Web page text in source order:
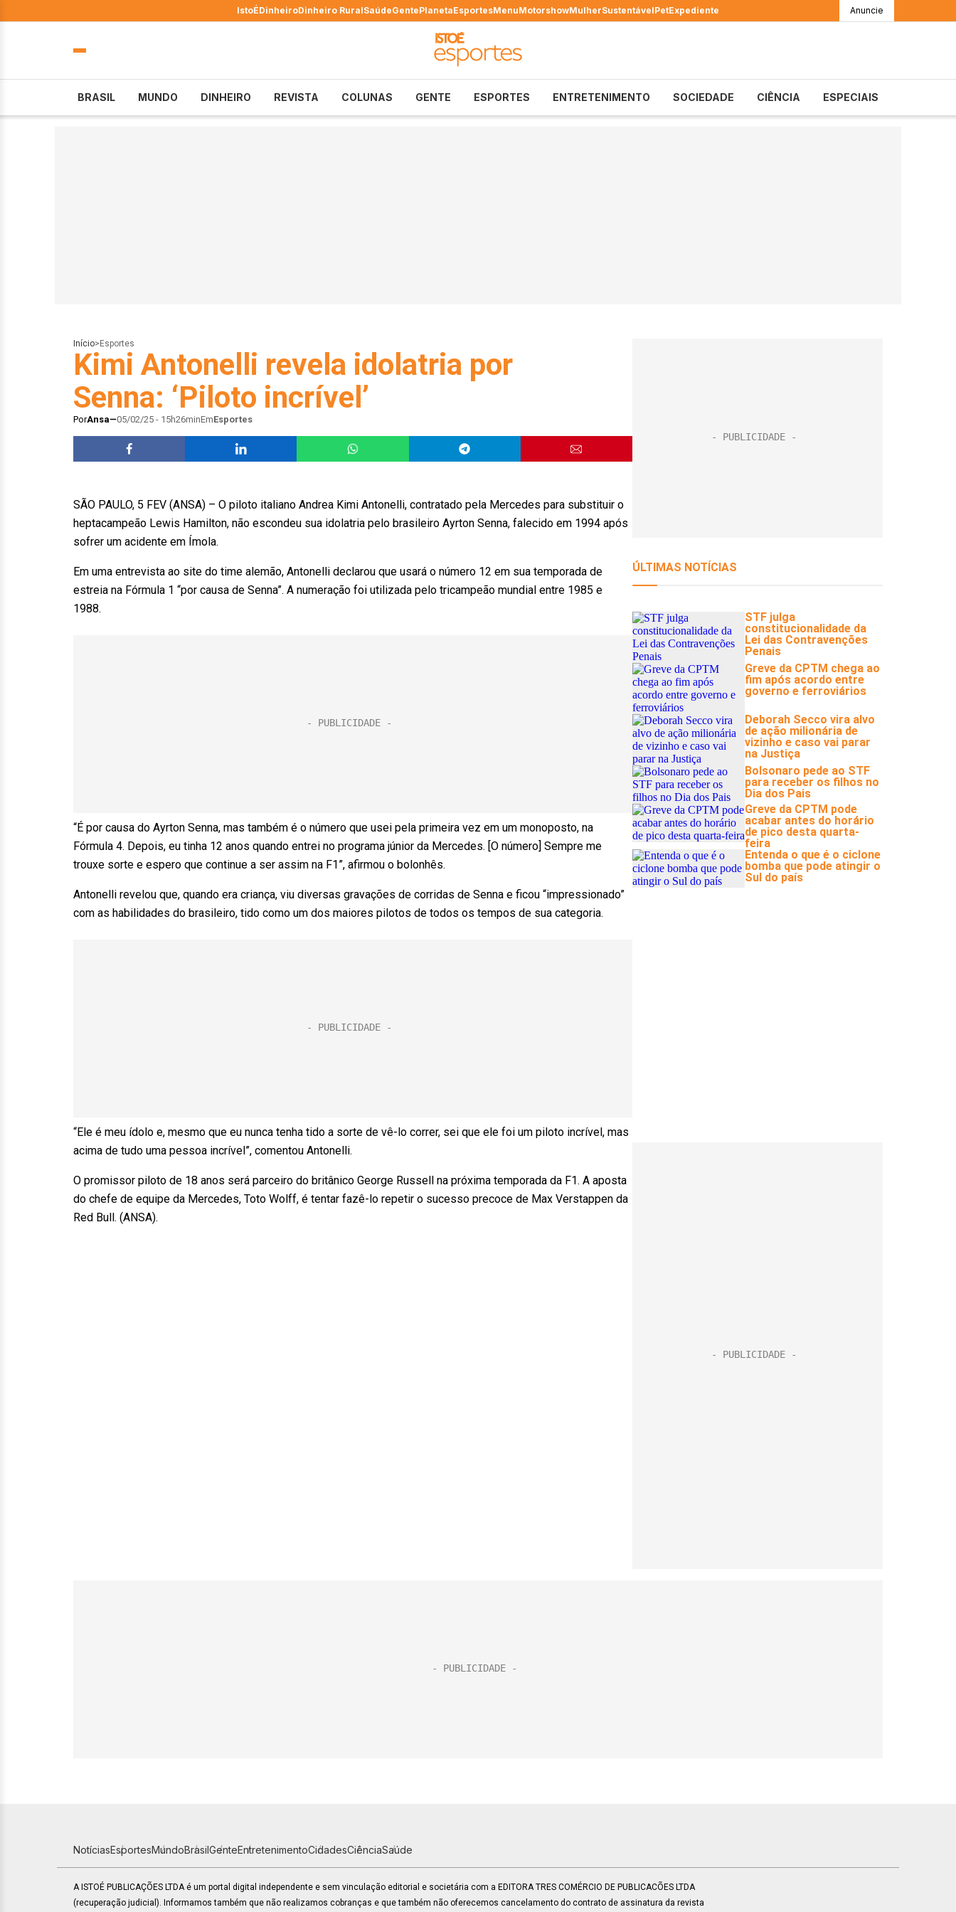
IstoÉDinheiroDinheiro RuralSaúdeGentePlanetaEsportesMenuMotorshowMulherSustentávelPetExpediente Anuncie
BRASIL MUNDO DINHEIRO REVISTA COLUNAS GENTE ESPORTES ENTRETENIMENTO SOCIEDADE CIÊNCIA ESPECIAIS
Início> Esportes
Kimi Antonelli revela idolatria por
Senna: ‘Piloto incrível’
PorAnsa 05/02/25 - 15h26minEmEsportes
SÃO PAULO, 5 FEV (ANSA) – O piloto italiano Andrea Kimi Antonelli, contratado pela Mercedes para substituir o
heptacampeão Lewis Hamilton, não escondeu sua idolatria pelo brasileiro Ayrton Senna, falecido em 1994 após
sofrer um acidente em Ímola.
Em uma entrevista ao site do time alemão, Antonelli declarou que usará o número 12 em sua temporada de
estreia na Fórmula 1 “por causa de Senna”. A numeração foi utilizada pelo tricampeão mundial entre 1985 e
1988.
“É por causa do Ayrton Senna, mas também é o número que usei pela primeira vez em um monoposto, na
Fórmula 4. Depois, eu tinha 12 anos quando entrei no programa júnior da Mercedes. [O número] Sempre me
trouxe sorte e espero que continue a ser assim na F1”, afirmou o bolonhês.
Antonelli revelou que, quando era criança, viu diversas gravações de corridas de Senna e ficou “impressionado”
com as habilidades do brasileiro, tido como um dos maiores pilotos de todos os tempos de sua categoria.
“Ele é meu ídolo e, mesmo que eu nunca tenha tido a sorte de vê-lo correr, sei que ele foi um piloto incrível, mas
acima de tudo uma pessoa incrível”, comentou Antonelli.
O promissor piloto de 18 anos será parceiro do britânico George Russell na próxima temporada da F1. A aposta
do chefe de equipe da Mercedes, Toto Wolff, é tentar fazê-lo repetir o sucesso precoce de Max Verstappen da
Red Bull. (ANSA).
NotíciasEsportesMundoBrasilGenteEntretenimentoCidadesCiênciaSaúde
A ISTOÉ PUBLICAÇÕES LTDA é um portal digital independente e sem vinculação editorial e societária com a EDITORA TRES COMÉRCIO DE PUBLICACÕES LTDA
(recuperação judicial). Informamos também que não realizamos cobranças e que também não oferecemos cancelamento do contrato de assinatura da revista